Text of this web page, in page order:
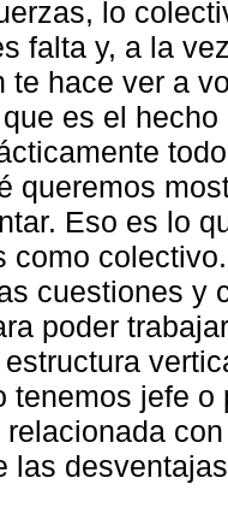
lo
falta y, a la
te hace ver a
es el
queremos
Eso es lo
como
cuestiones y
poder
tenemos jefe
las